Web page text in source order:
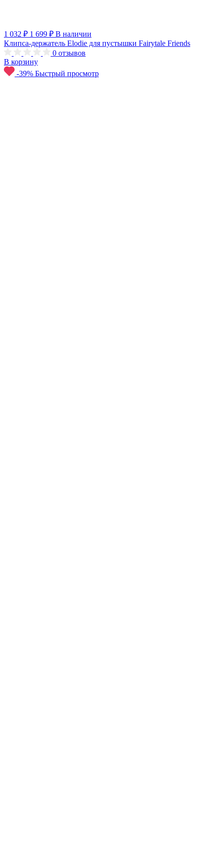
1 032 ₽ 1 699 ₽ В наличии
Клипса-держатель Elodie для пустышки Fairytale Friends
0 отзывов
В корзину
-39% Быстрый просмотр